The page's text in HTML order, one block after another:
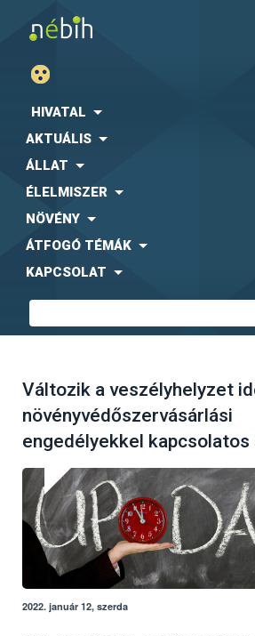
HIVATAL
AKTUÁLIS
ÁLLAT
ÉLELMISZER
NÖVÉNY
ÁTFOGÓ TÉMÁK
KAPCSOLAT
Változik a veszélyhelyzet
növényvédőszervásárlási
engedélyekkel kapcsolatos
2022. január 12, szerda